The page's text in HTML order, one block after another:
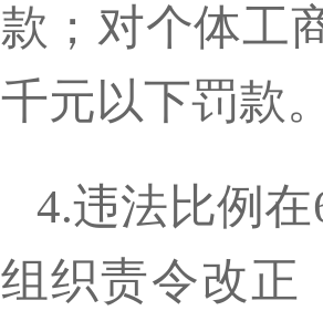
款；对个体工
千元以下罚款
4.违法比例
组织责令改正